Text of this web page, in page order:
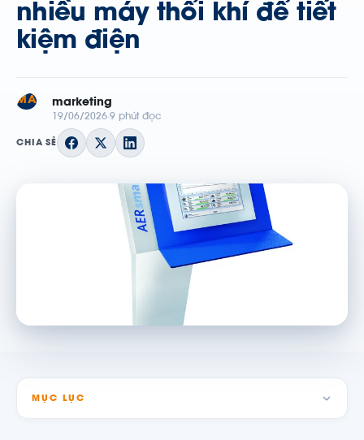
nhiều máy thổi khí để tiết
kiệm điện
MA marketing
19/06/2026 9 phút đọc
CHIA SẺ
MỤC LỤC